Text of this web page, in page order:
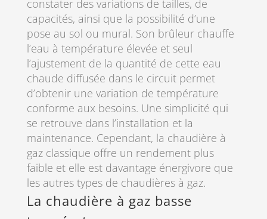
constater des variations de tailles, de
capacités, ainsi que la possibilité d’une
pose au sol ou mural. Son brûleur chauffe
l’eau à température élevée et seul
l’ajustement de la quantité de cette eau
chaude diffusée dans le circuit permet
d’obtenir une variation de température
conforme aux besoins. Une simplicité qui
se retrouve dans l’installation et la
maintenance. Cependant, la chaudière à
gaz classique offre un rendement plus
faible et elle est davantage énergivore que
les autres types de chaudières à gaz.
La chaudière à gaz basse